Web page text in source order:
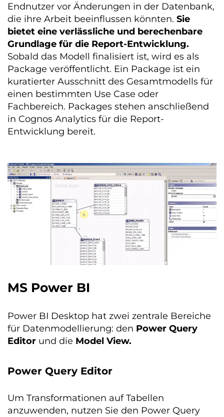
Endnutzer vor Änderungen in der Datenbank,
die ihre Arbeit beeinflussen könnten. Sie
bietet eine verlässliche und berechenbare
Grundlage für die Report-Entwicklung.
Sobald das Modell finalisiert ist, wird es als
Package veröffentlicht. Ein Package ist ein
kuratierter Ausschnitt des Gesamtmodells für
einen bestimmten Use Case oder
Fachbereich. Packages stehen anschließend
in Cognos Analytics für die Report-
Entwicklung bereit.
MS Power BI
Power BI Desktop hat zwei zentrale Bereiche
für Datenmodellierung: den Power Query
Editor und die Model View.
Power Query Editor
Um Transformationen auf Tabellen
anzuwenden, nutzen Sie den Power Query